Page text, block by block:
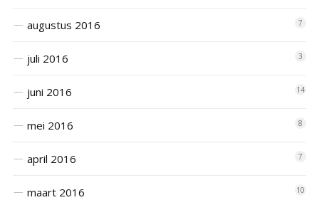
augustus 2016 7
juli 2016 3
juni 2016 14
mei 2016 8
april 2016 7
maart 2016 10